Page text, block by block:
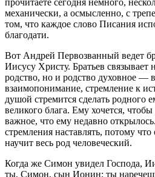
механически, а осмысленно, с
том, что каждое слово Писания
благодати.
Вот Андрей Первозванный ведет
Иисусу Христу. Братьев связывает
родство, но и родство духовное —
взаимопонимание, стремление к
душой стремится сделать родного
великого блага. Ему хочется,
важное, что ему недавно
стремления наставлять, потому
научит весь род человеческий.
Когда же Симон увидел Господа,
ты, Симон, сын Ионин; ты